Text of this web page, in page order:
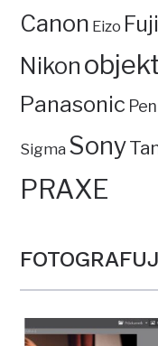
Canon Eizo
Nikon
Panasonic
Sigma Sony
PRAXE